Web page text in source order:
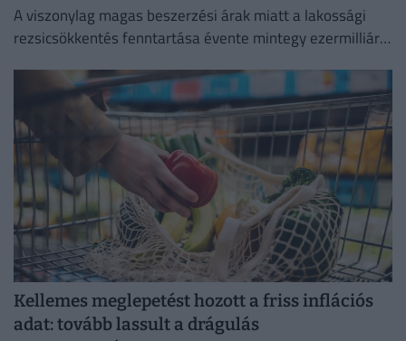
A viszonylag magas beszerzési árak miatt a lakossági
rezsicsökkentés fenntartása évente mintegy ezermilliárd
Kellemes meglepetést hozott a friss inflációs
adat: tovább lassult a drágulás